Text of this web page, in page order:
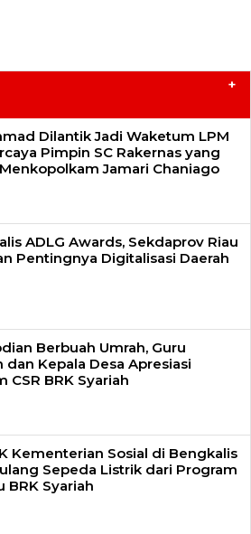
+
Dilantik Jadi Waketum LPM
Pimpin SC Rakernas yang
Jamari Chaniago
ADLG Awards, Sekdaprov Riau
Pentingnya Digitalisasi Daerah
Berbuah Umrah, Guru
dan Kepala Desa Apresiasi
CSR BRK Syariah
Kementerian Sosial di Bengkalis
Sepeda Listrik dari Program
BRK Syariah